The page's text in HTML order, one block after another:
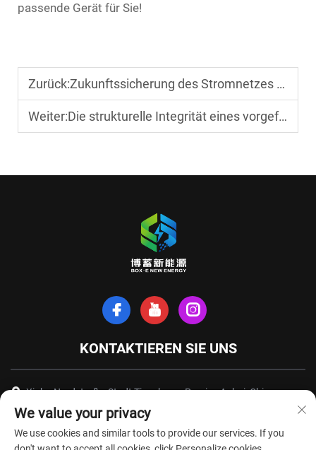
passende Gerät für Sie!
Zurück:Zukunftssicherung des Stromnetzes durch großtechnische Stromspeicherung
Weiter:Die strukturelle Integrität eines vorgefertigten Containerhauses erklärt
KONTAKTIEREN SIE UNS
Xinhe-Nordstraße, Stadt Tianchang, Provinz Anhui, China
+86-18949493005
[email protected]
We value your privacy
We use cookies and similar tools to provide our services. If you